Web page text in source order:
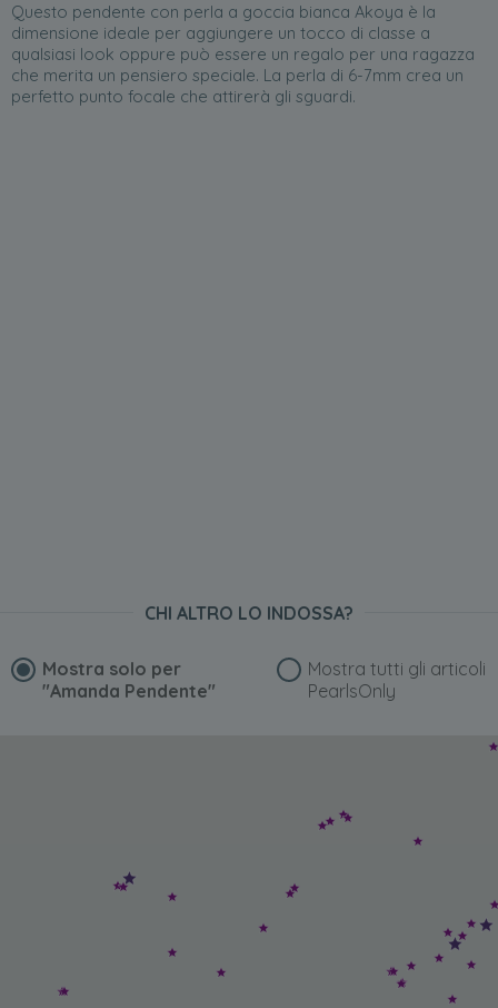
Questo pendente con perla a goccia bianca Akoya è la
dimensione ideale per aggiungere un tocco di classe a
qualsiasi look oppure può essere un regalo per una ragazza
che merita un pensiero speciale. La perla di 6-7mm crea un
perfetto punto focale che attirerà gli sguardi.
CHI ALTRO LO INDOSSA?
Mostra solo per
"Amanda Pendente"
Mostra tutti gli articoli
PearlsOnly